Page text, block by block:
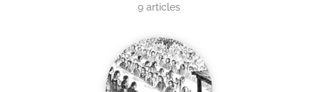
9 articles